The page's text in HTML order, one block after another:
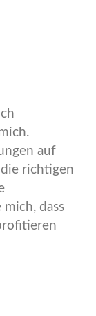
auf
richtigen
dass